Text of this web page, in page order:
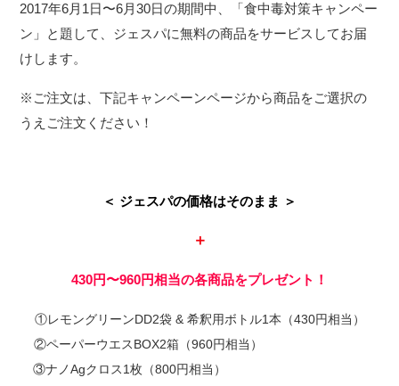
2017年6月1日〜6月30日の期間中、「食中毒対策キャンペー
ン」と題して、ジェスパに無料の商品をサービスしてお届
けします。
※ご注文は、下記キャンペーンページから商品をご選択の
うえご注文ください！
＜ ジェスパの価格はそのまま ＞
＋
430円〜960円相当の各商品をプレゼント！
①レモングリーンDD2袋 & 希釈用ボトル1本（430円相当）
②ペーパーウエスBOX2箱（960円相当）
③ナノAgクロス1枚（800円相当）